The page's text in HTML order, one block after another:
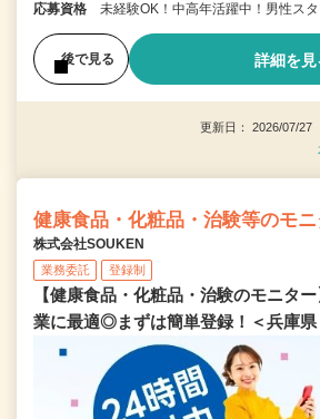
応募資格 未経験OK！中高年活躍中！男性スタ
後で見る 詳細を見
更新日： 2026/07/
健康食品・化粧品・治験等のモ
株式会社SOUKEN
業務委託 登録制
【健康食品・化粧品・治験のモニタ
業に最適◎まずは簡単登録！＜兵庫県